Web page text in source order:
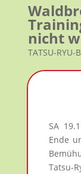
nicht
TATSU-
SA
Ende
Tatsu-